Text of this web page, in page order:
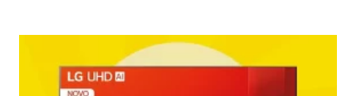
MESA
CRIATIVAS
EM
OFERTA